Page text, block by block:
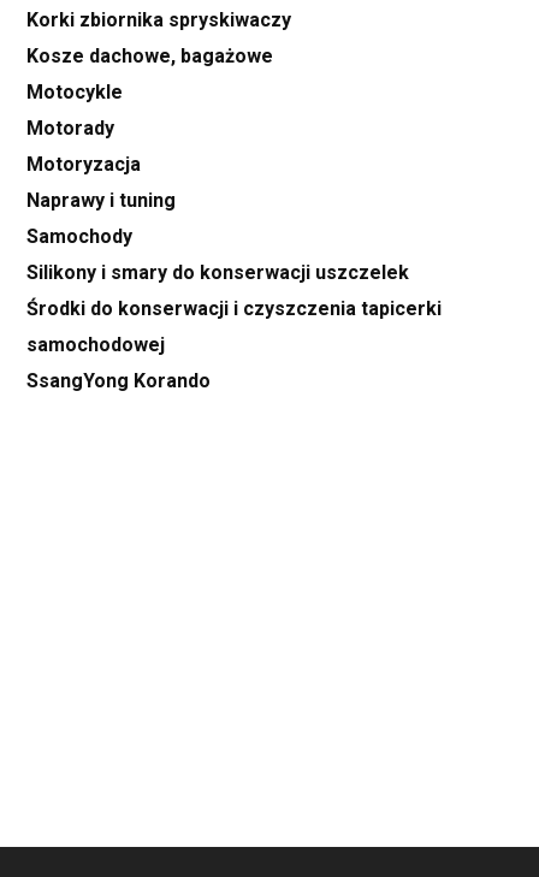
Korki zbiornika spryskiwaczy
Kosze dachowe, bagażowe
Motocykle
Motorady
Motoryzacja
Naprawy i tuning
Samochody
Silikony i smary do konserwacji uszczelek
Środki do konserwacji i czyszczenia tapicerki
samochodowej
SsangYong Korando